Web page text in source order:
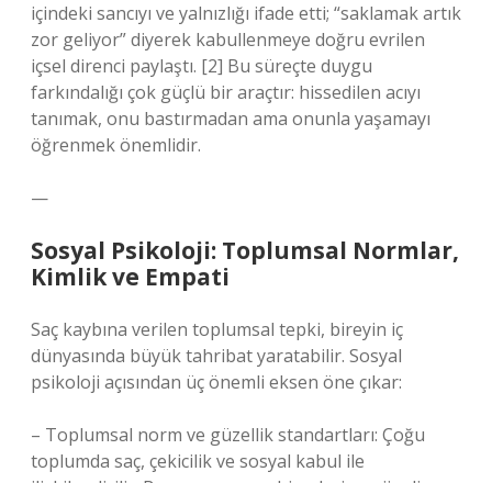
içindeki sancıyı ve yalnızlığı ifade etti; “saklamak artık
zor geliyor” diyerek kabullenmeye doğru evrilen
içsel direnci paylaştı. [2] Bu süreçte duygu
farkındalığı çok güçlü bir araçtır: hissedilen acıyı
tanımak, onu bastırmadan ama onunla yaşamayı
öğrenmek önemlidir.
—
Sosyal Psikoloji: Toplumsal Normlar,
Kimlik ve Empati
Saç kaybına verilen toplumsal tepki, bireyin iç
dünyasında büyük tahribat yaratabilir. Sosyal
psikoloji açısından üç önemli eksen öne çıkar:
– Toplumsal norm ve güzellik standartları: Çoğu
toplumda saç, çekicilik ve sosyal kabul ile